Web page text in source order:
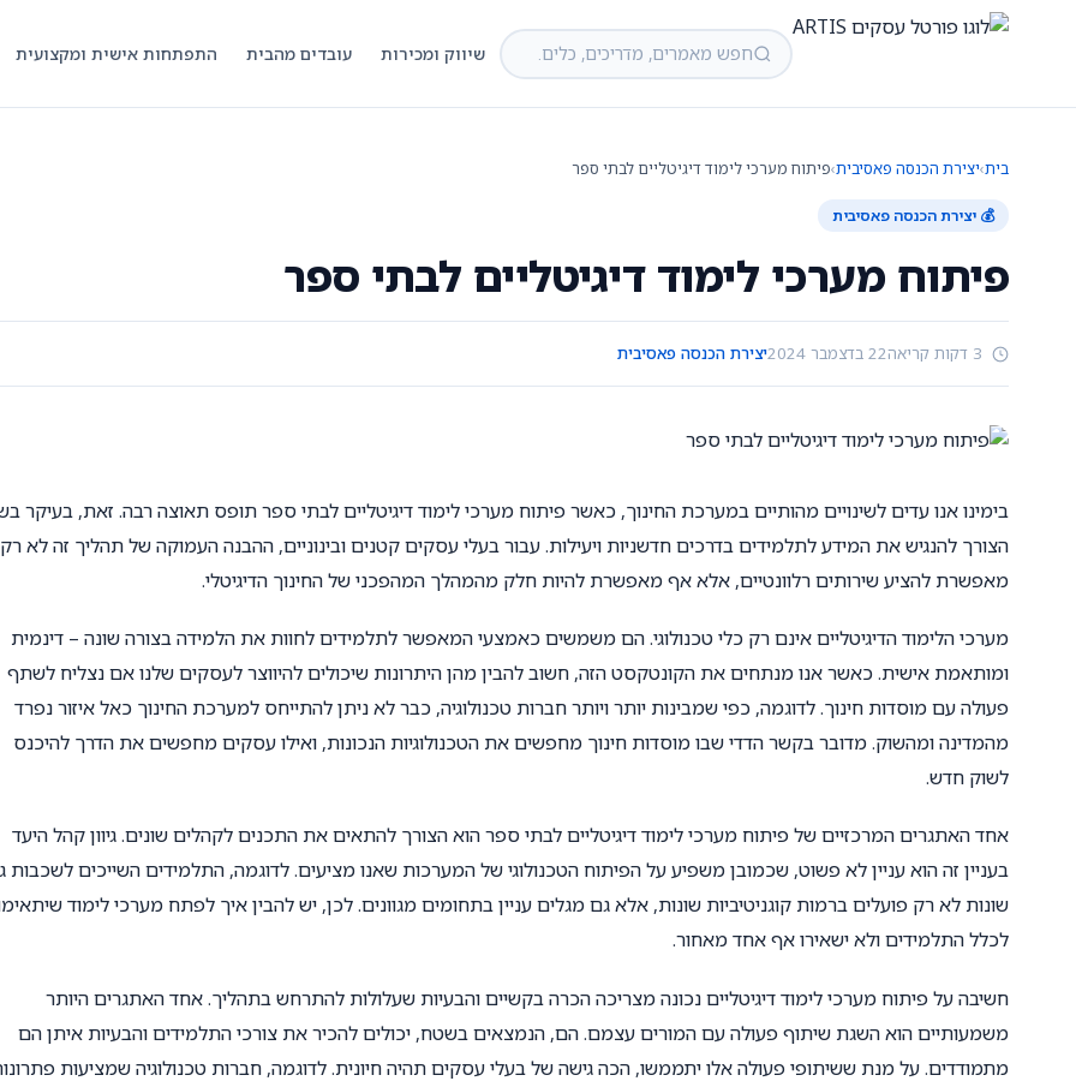
שיווק ומכירות עובדים מהבית התפתחות אישית ומקצועית
בית›יצירת הכנסה פאסיבית›פיתוח מערכי לימוד דיגיטליים לבתי ספר
💰 יצירת הכנסה פאסיבית
פיתוח מערכי לימוד דיגיטליים לבתי ספר
22 בדצמבר 2024 יצירת הכנסה פאסיבית
בימינו אנו עדים לשינויים מהותיים במערכת החינוך, כאשר פיתוח מערכי לימוד דיגיטליים לבתי ספר תופס תאוצה רבה. זאת, בעיקר
הצורך להנגיש את המידע לתלמידים בדרכים חדשניות ויעילות. עבור בעלי עסקים קטנים ובינוניים, ההבנה העמוקה של תהליך זה לא רק
מאפשרת להציע שירותים רלוונטיים, אלא אף מאפשרת להיות חלק מהמהלך המהפכני של החינוך הדיגיטלי.
מערכי הלימוד הדיגיטליים אינם רק כלי טכנולוגי. הם משמשים כאמצעי המאפשר לתלמידים לחוות את הלמידה בצורה שונה – דינמית
ומותאמת אישית. כאשר אנו מנתחים את הקונטקסט הזה, חשוב להבין מהן היתרונות שיכולים להיווצר לעסקים שלנו אם נצליח לשתף
פעולה עם מוסדות חינוך. לדוגמה, כפי שמבינות יותר ויותר חברות טכנולוגיה, כבר לא ניתן להתייחס למערכת החינוך כאל איזור נפרד
מהמדינה ומהשוק. מדובר בקשר הדדי שבו מוסדות חינוך מחפשים את הטכנולוגיות הנכונות, ואילו עסקים מחפשים את הדרך להיכנס
לשוק חדש.
אחד האתגרים המרכזיים של פיתוח מערכי לימוד דיגיטליים לבתי ספר הוא הצורך להתאים את התכנים לקהלים שונים. גיוון קהל היעד
בעניין זה הוא עניין לא פשוט, שכמובן משפיע על הפיתוח הטכנולוגי של המערכות שאנו מציעים. לדוגמה, התלמידים השייכים לשכבות
שונות לא רק פועלים ברמות קוגניטיביות שונות, אלא גם מגלים עניין בתחומים מגוונים. לכן, יש להבין איך לפתח מערכי לימוד
לכלל התלמידים ולא ישאירו אף אחד מאחור.
חשיבה על פיתוח מערכי לימוד דיגיטליים נכונה מצריכה הכרה בקשיים והבעיות שעלולות להתרחש בתהליך. אחד האתגרים היותר
משמעותיים הוא השגת שיתוף פעולה עם המורים עצמם. הם, הנמצאים בשטח, יכולים להכיר את צורכי התלמידים והבעיות איתן הם
מתמודדים. על מנת ששיתופי פעולה אלו יתממשו, הכה גישה של בעלי עסקים תהיה חיונית. לדוגמה, חברות טכנולוגיה שמציעות